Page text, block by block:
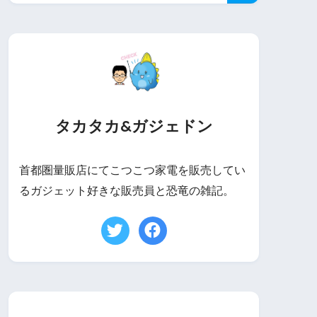
タカタカ&ガジェドン
首都圏量販店にてこつこつ家電を販売してい
るガジェット好きな販売員と恐竜の雑記。